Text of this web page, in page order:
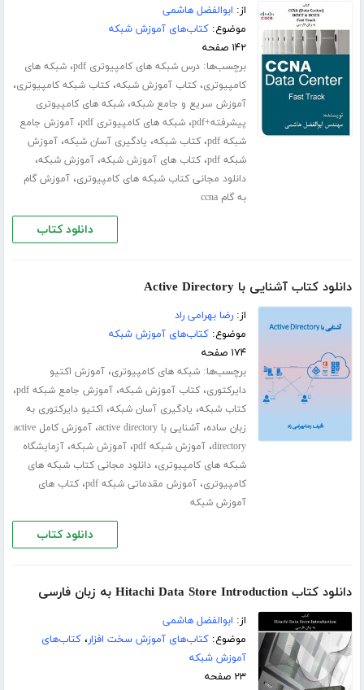
از: ابوالفضل هاشمی
موضوع:کتاب‌های آموزش شبکه
۱۴۲ صفحه
برچسب‌ها:درس شبکه های کامپیوتری pdf ،شبکه های
کامپیوتری،کتاب آموزش شبکه،کتاب شبکه کامپیوتری،
آموزش سریع و جامع شبکه،شبکه های کامپیوتری
پیشرفته+pdf
،شبکه های کامپیوتری pdf ،آموزش جامع
شبکه pdf
،کتاب شبکه، یادگیری آسان شبکه،آموزش
شبکه pdf
،کتاب های آموزش شبکه،آموزش شبکه،
دانلود مجانی کتاب شبکه های کامپیوتری،آموزش گام
به گام ccna
دانلود کتاب
دانلود کتاب آشنایی با Active Directory
از:رضا بهرامی راد
موضوع:کتاب‌های آموزش شبکه
۱۷۴ صفحه
برچسب‌ها:شبکه های کامپیوتری،آموزش اکتیو
دایرکتوری،کتاب آموزش شبکه،آموزش جامع شبکه pdf ،
کتاب شبکه، یادگیری آسان شبکه، اکتیو دایرکتوری به
زبان ساده،آشنایی با active directory ،
آموزش کامل active
directory،آموزش شبکه pdf ،آموزش شبکه،آزمایشگاه
شبکه های کامپیوتری،دانلود مجانی کتاب شبکه های
کامپیوتری،آموزش مقدماتی شبکه pdf ،کتاب های
آموزش شبکه
دانلود کتاب
دانلود کتاب Hitachi Data Store Introduction به زبان فارسی
از: ابوالفضل هاشمی
موضوع:کتاب‌های آموزش سخت افزار،کتاب‌های
آموزش شبکه
۲۳ صفحه